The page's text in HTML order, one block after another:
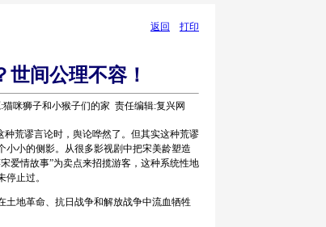
返回 打印
间公理不容！
咪狮子和小猴子们的家 责任编辑:复兴网
荒谬言论时，舆论哗然了。但其实这种荒谬
小的侧影。从很多影视剧中把宋美龄塑造
爱情故事”为卖点来招揽游客，这种系统性地
止过。
地革命、抗日战争和解放战争中流血牺牲